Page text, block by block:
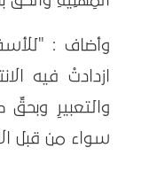
وأضاف :
ازدادتْ فيه
والتعبيرِ
سواء من قبل